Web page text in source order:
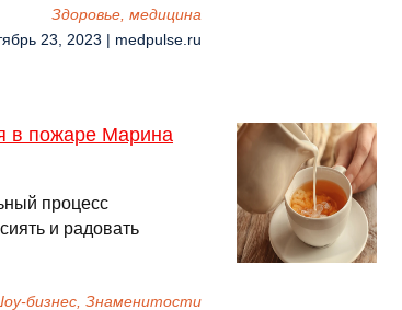
Здоровье, медицина
23, 2023 | medpulse.ru
в пожаре Марина
процесс
и радовать
бизнес, Знаменитости